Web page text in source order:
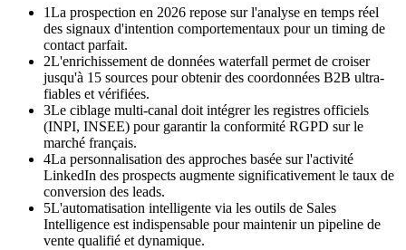
1La prospection en 2026 repose sur l'analyse en temps réel
des signaux d'intention comportementaux pour un timing de
contact parfait.
2L'enrichissement de données waterfall permet de croiser
jusqu'à 15 sources pour obtenir des coordonnées B2B ultra-
fiables et vérifiées.
3Le ciblage multi-canal doit intégrer les registres officiels
(INPI, INSEE) pour garantir la conformité RGPD sur le
marché français.
4La personnalisation des approches basée sur l'activité
LinkedIn des prospects augmente significativement le taux de
conversion des leads.
5L'automatisation intelligente via les outils de Sales
Intelligence est indispensable pour maintenir un pipeline de
vente qualifié et dynamique.